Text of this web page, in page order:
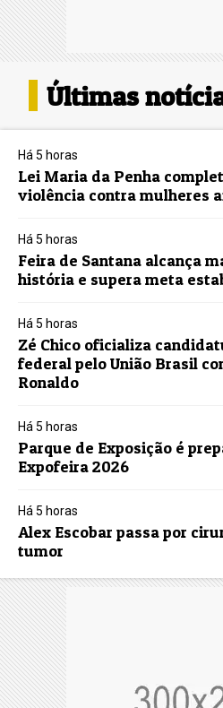
Últimas
Há 5 horas
Lei Maria da Penha
violência contra mulheres
Há 5 horas
Feira de Santana alcança
história e supera meta
Há 5 horas
Zé Chico oficializa
federal pelo União Brasil
Ronaldo
Há 5 horas
Parque de Exposição é
Expofeira 2026
Há 5 horas
Alex Escobar passa por
tumor